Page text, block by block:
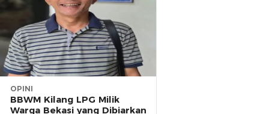
OPINI
BBWM Kilang LPG Milik
Warga Bekasi yang Dibiarkan